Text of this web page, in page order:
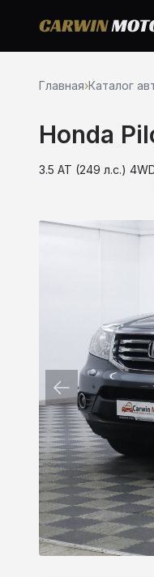
Главная›Каталог
Honda
3.5 AT (249 л.с.)